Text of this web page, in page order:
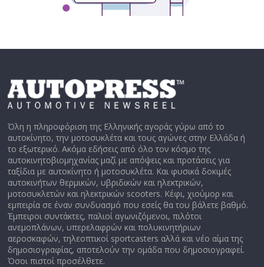
Όλη η πληροφόριση της Ελληνικής αγοράς γύρω από το
αυτοκίνητο, την μοτοσυκλέτα και τους αγώνες στην Ελλάδα ή
το εξωτερικό. Ακόμα εδήσεις από όλο τον κόσμο της
αυτοκινητοβιομηχανίας μαζί με απόψεις και προτάσεις για
ταξίδια με αυτοκίνητο ή μοτοσυκλέτα. Και φυσικά δοκιμές
αυτοκινήτων θερμικών, υβριδικών και ηλεκτρικών,
μοτοσυκλετών και ηλεκτρικών scooters. Κέφι, χιούμορ και
εμπειρία σε έναν συνδυασμό που εσείς θα του βάλετε βαθμό.
Έμπειροι συντάκτες, παλιοί αγωνιζόμενοι, πιλότοι
ανεμοπλάνων, υπερελαφρών και πολυκινητήριων
αεροσκαφών, τηλεοπτικοί sportcasters αλλά και νέο αίμα της
δημοσιογραφίας, αποτελούν την ομάδα που δημοσιογραφεί.
Όσοι πιστοί προσέλθετε.